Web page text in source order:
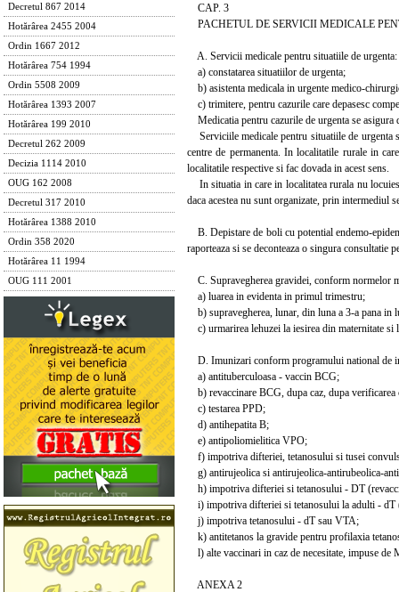
Decretul 867 2014
Hotărârea 2455 2004
Ordin 1667 2012
Hotărârea 754 1994
Ordin 5508 2009
Hotărârea 1393 2007
Hotărârea 199 2010
Decretul 262 2009
Decizia 1114 2010
OUG 162 2008
Decretul 317 2010
Hotărârea 1388 2010
Ordin 358 2020
Hotărârea 11 1994
OUG 111 2001
CAP. 3
PACHETUL DE SERVICII MEDICALE
A. Servicii medicale pentru situatiile de urgenta:
a) constatarea situatiilor de urgenta;
b) asistenta medicala in urgente medico-
c) trimitere, pentru cazurile care depasesc
Medicatia pentru cazurile de urgenta se asigura
Serviciile medicale pentru situatiile de urgenta
centre de permanenta. In localitatile rurale in
localitatile respective si fac dovada in acest sens.
In situatia in care in localitatea rurala nu
daca acestea nu sunt organizate, prin intermediul
B. Depistare de boli cu potential endemo-
raporteaza si se deconteaza o singura consultatie
C. Supravegherea gravidei, conform normelor
a) luarea in evidenta in primul trimestru;
b) supravegherea, lunar, din luna a 3-a pana in
c) urmarirea lehuzei la iesirea din maternitate si
D. Imunizari conform programului national de
a) antituberculoasa - vaccin BCG;
b) revaccinare BCG, dupa caz, dupa
c) testarea PPD;
d) antihepatita B;
e) antipoliomielitica VPO;
f) impotriva difteriei, tetanosului si tusei
g) antirujeolica si antirujeolica-antirubeolica-
h) impotriva difteriei si tetanosului - DT
i) impotriva difteriei si tetanosului la adulti - dT
j) impotriva tetanosului - dT sau VTA;
k) antitetanos la gravide pentru profilaxia
l) alte vaccinari in caz de necesitate, impuse de
ANEXA 2